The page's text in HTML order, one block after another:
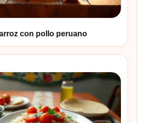
con pollo peruano